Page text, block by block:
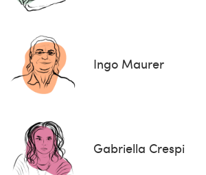
Ingo Maurer
Gabriella Crespi